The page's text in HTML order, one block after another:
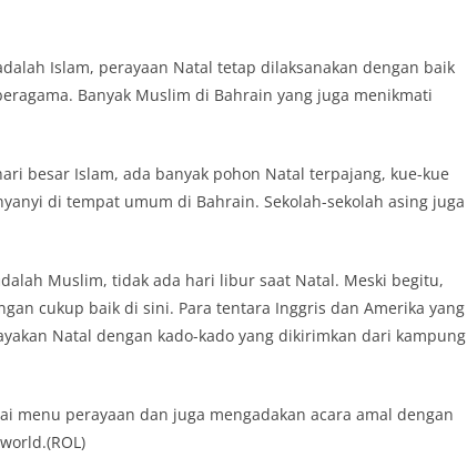
Islam, perayaan Natal tetap dilaksanakan dengan baik
Banyak Muslim di Bahrain yang juga menikmati
besar Islam, ada banyak pohon Natal terpajang, kue-kue
di tempat umum di Bahrain. Sekolah-sekolah asing juga
Muslim, tidak ada hari libur saat Natal. Meski begitu,
cukup baik di sini. Para tentara Inggris dan Amerika yang
Natal dengan kado-kado yang dikirimkan dari kampung
menu perayaan dan juga mengadakan acara amal dengan